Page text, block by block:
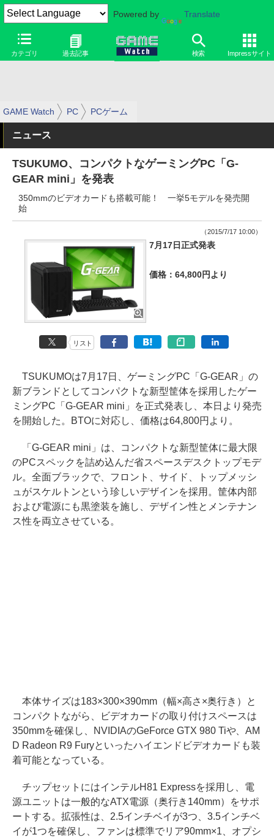
Powered by Translate
カテゴリ 過去記事 検索 Impressサイト
GAME Watch PC PCゲーム
ニュース
TSUKUMO、コンパクトなゲーミングPC「G-
GEAR mini」を発表
350mmのビデオカードも搭載可能！ 一挙5モデルを発売開
始
（2015/7/17 10:00）
7月17日正式発表
価格：64,800円より
リスト
TSUKUMOは7月17日、ゲーミングPC「G-GEAR」の
新ブランドとしてコンパクトな新型筐体を採用したゲー
ミングPC「G-GEAR mini」を正式発表し、本日より発売
を開始した。BTOに対応し、価格は64,800円より。
「G-GEAR mini」は、コンパクトな新型筐体に最大限
のPCスペックを詰め込んだ省スペースデスクトップモデ
ル。全面ブラックで、フロント、サイド、トップメッシ
ュがスケルトンという珍しいデザインを採用。筐体内部
および電源にも黒塗装を施し、デザイン性とメンテナン
ス性を両立させている。
本体サイズは183×300×390mm（幅×高さ×奥行き）と
コンパクトながら、ビデオカードの取り付けスペースは
350mmを確保し、NVIDIAのGeForce GTX 980 Tiや、AM
D Radeon R9 Furyといったハイエンドビデオカードも装
着可能となっている。
チップセットにはインテルH81 Expressを採用し、電
源ユニットは一般的なATX電源（奥行き140mm）をサポ
ートする。拡張性は、2.5インチベイが3つ、3.5インチベ
イが1つを確保し、ファンは標準でリア90mm×1、オプシ